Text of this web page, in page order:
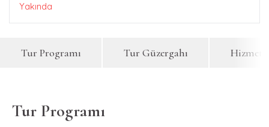
Yakında
Tur Programı Tur Güzergahı
Tur Programı